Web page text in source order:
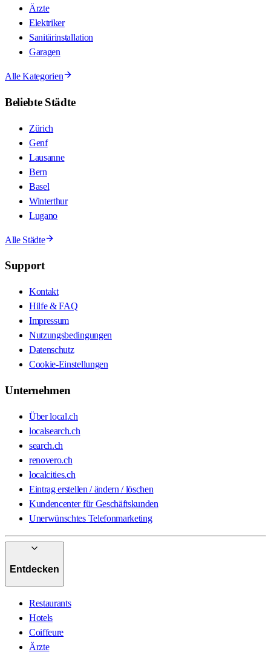
Ärzte
Elektriker
Sanitärinstallation
Garagen
Alle Kategorien
Beliebte Städte
Zürich
Genf
Lausanne
Bern
Basel
Winterthur
Lugano
Alle Städte
Support
Kontakt
Hilfe & FAQ
Impressum
Nutzungsbedingungen
Datenschutz
Cookie-Einstellungen
Unternehmen
Über local.ch
localsearch.ch
search.ch
renovero.ch
localcities.ch
Eintrag erstellen / ändern / löschen
Kundencenter für Geschäftskunden
Unerwünschtes Telefonmarketing
Entdecken
Restaurants
Hotels
Coiffeure
Ärzte